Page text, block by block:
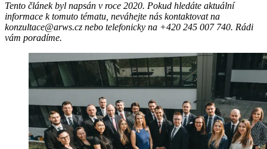
Tento článek byl napsán v roce 2020. Pokud hledáte aktuální
informace k tomuto tématu, neváhejte nás kontaktovat na
konzultace@arws.cz nebo telefonicky na +420 245 007 740. Rádi
vám poradíme.